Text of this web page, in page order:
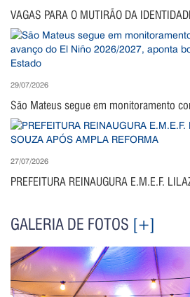
VAGAS PARA O MUTIRÃO DA
29/07/2026
São Mateus segue em monitoramento
27/07/2026
PREFEITURA REINAUGURA E.M.E.F.
GALERIA DE FOTOS [+]